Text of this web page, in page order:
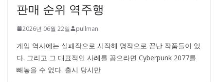
판매 순위 역주행
2026년 06월 22일 pullman
게임 역사에는 실패작으로 시작해 명작으로 끝난 작품들이 있
다. 그리고 그 대표적인 사례를 꼽으라면 Cyberpunk 2077를
빼놓을 수 없다. 출시 당시만